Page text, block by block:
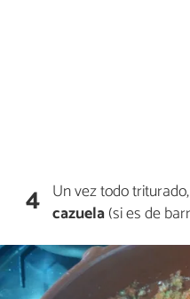
4 Un vez todo
cazuela(si es de